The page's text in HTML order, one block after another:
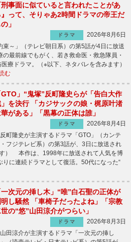
刑事面に似ていると言われたことがあ
』って、そりゃあ2時間ドラマの帝王だ
」
ドラマ
2026年8月6日
～」（テレビ朝日系）の第5話が4日に放送
最前線でもがく、若き救命医・救急隊員・
療ドラマ。（※以下、ネタバレを含みます）
む
GTO」“鬼塚”反町隆史らが「告白大作
を決行 「カジサックの娘・梶原叶渚
がある」「黒幕の正体は誰」
ドラマ
2026年8月4日
町隆史が主演するドラマ「GTO」（カンテ
フジテレビ系）の第3話が、3日に放送され
） 本作は、1998年に放送されて人気を博
りに連続ドラマとして復活。50代になった“
一次元の挿し木」“唯”白石聖の正体が
明し騒然 「車椅子だったよね」「宗教
の“悠”山田涼介がつらい」
ドラマ
2026年8月3日
田涼介が主演するドラマ「一次元の挿し